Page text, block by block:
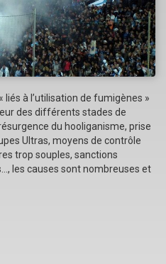
liés à l’utilisation de fumigènes »
des différents stades de
du hooliganisme, prise
Ultras, moyens de contrôle
trop souples, sanctions
les causes sont nombreuses et